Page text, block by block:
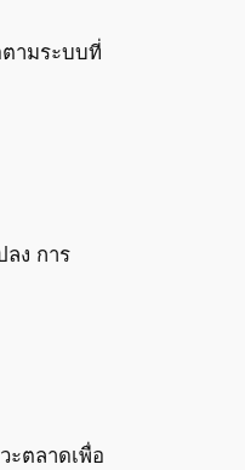
ามระบบที่
ลง การ
ะตลาดเพื่อ